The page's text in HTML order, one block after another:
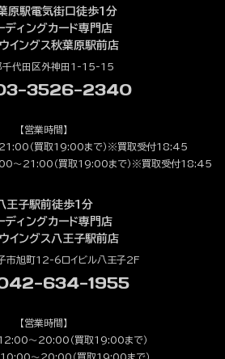
原駅電気街口徒歩1分
ディングカード専門店
イングス秋葉原駅前店
千代田区外神田1-15-15
3526-2340
【営業時間】
（買取19:00まで）※買取受付18:45
～21:00（買取19:00まで）※買取受付18:45
王子駅前徒歩1分
ディングカード専門店
イングス八王子駅前店
市旭町12-6ロイビル八王子2F
634-1955
【営業時間】
～20:00（買取19:00まで）
10:00～20:00（買取19:00まで）